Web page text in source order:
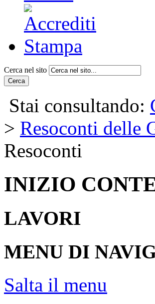
Cerca nel sito
Cerca
Stai consultando:
> Resoconti delle
Resoconti
INIZIO
LAVORI
MENU DI
Salta il menu